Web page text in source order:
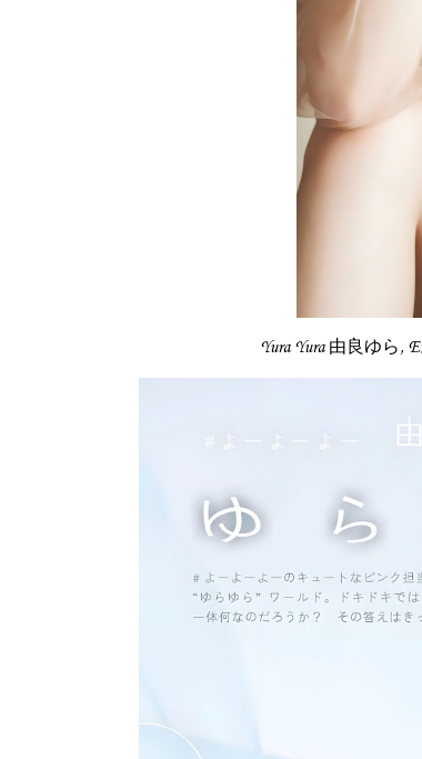
Yura Yura 由良ゆら,